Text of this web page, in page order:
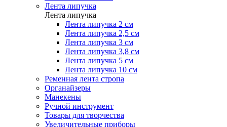
Лента липучка
Лента липучка
Лента липучка 2 см
Лента липучка 2,5 см
Лента липучка 3 см
Лента липучка 3,8 см
Лента липучка 5 см
Лента липучка 10 см
Ременная лента стропа
Органайзеры
Манекены
Ручной инструмент
Товары для творчества
Увеличительные приборы